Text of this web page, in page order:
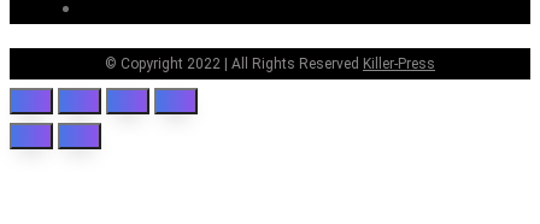
© Copyright 2022 | All Rights Reserved Killer-Press